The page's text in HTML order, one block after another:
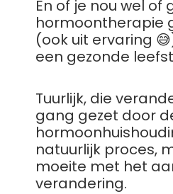
En of je nou wel of
hormoontherapie
(ook uit ervaring
een gezonde
Tuurlijk, die
gang gezet door
natuurlijk proces,
moeite met het
verandering.